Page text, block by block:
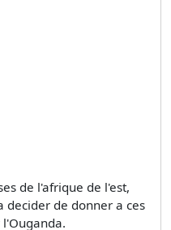
de l'afrique de l'est,
decider de donner a ces